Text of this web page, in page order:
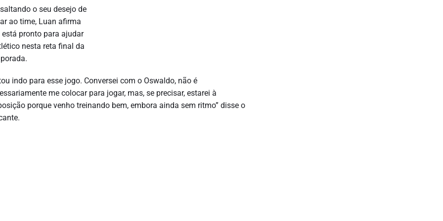
o seu desejo de
ao time, Luan afirma
está pronto para ajudar
nesta reta final da
indo para esse jogo. Conversei com o Oswaldo, não é
me colocar para jogar, mas, se precisar, estarei à
porque venho treinando bem, embora ainda sem ritmo” disse o